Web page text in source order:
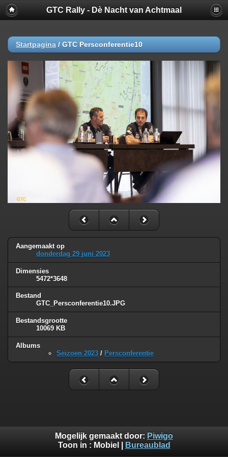
GTC Rally - Dè Nacht van Achtmaal
Startpagina / GTC Persconferentie10
Aangemaakt op
donderdag 29 juni 2023
Dimensies
5472*3648
Bestand
GTC_Persconferentie10.JPG
Bestandsgrootte
10069 KB
Albums
Seizoen 2023 / Persconferentie
Mogelijk gemaakt door: Piwigo
Toon in : Mobiel Bureaublad